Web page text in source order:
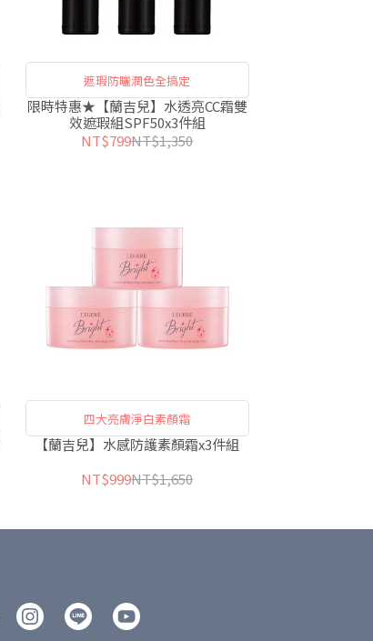
遮瑕防曬潤色全搞定
限時特惠★【蘭吉兒】水透亮CC霜雙
效遮瑕組SPF50x3件組
NT$799NT$1,350
四大亮膚淨白素顏霜
【蘭吉兒】水感防護素顏霜x3件組
NT$999NT$1,650